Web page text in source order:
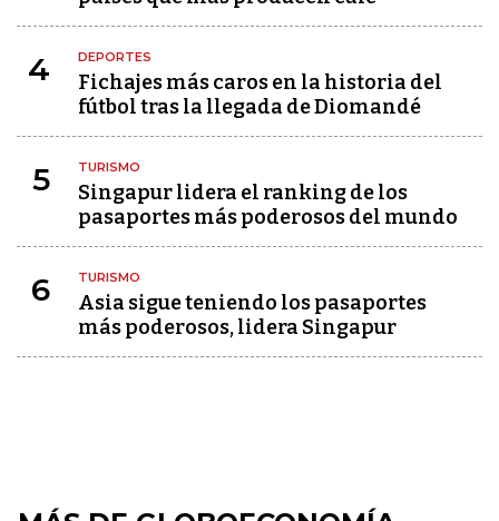
4 DEPORTES
Fichajes más caros en la historia del
fútbol tras la llegada de Diomandé
5 TURISMO
Singapur lidera el ranking de los
pasaportes más poderosos del mundo
6 TURISMO
Asia sigue teniendo los pasaportes
más poderosos, lidera Singapur